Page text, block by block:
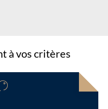
à vos critères